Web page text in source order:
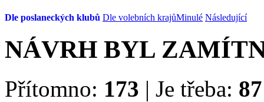
Dle poslaneckých klubů Dle volebních krajůMinulé Následující
NÁVRH BYL
Přítomno: 173 | Je třeba: 87